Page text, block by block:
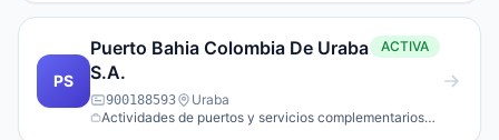
PS
Puerto Bahia Colombia De Uraba
S.A.
ACTIVA
900188593
Uraba
Actividades de puertos y servicios complementarios